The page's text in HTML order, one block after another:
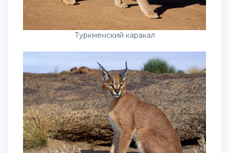
Туркменский каракал